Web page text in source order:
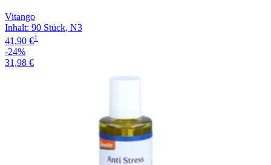
Vitango
Inhalt: 90 Stück, N3
41,90 €1
-24%
31,98 €